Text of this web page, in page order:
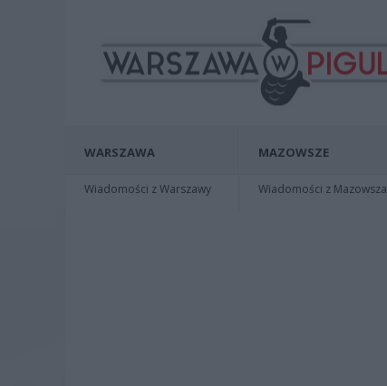
WARSZAWA
Wiadomości z Warszawy
MAZOWSZE
Wiadomości z Mazowsza